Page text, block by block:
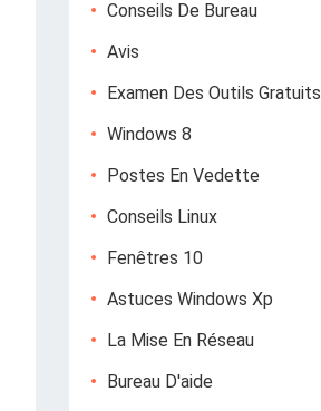
Conseils De Bureau
Avis
Examen Des Outils Gratuits
Windows 8
Postes En Vedette
Conseils Linux
Fenêtres 10
Astuces Windows Xp
La Mise En Réseau
Bureau D'aide